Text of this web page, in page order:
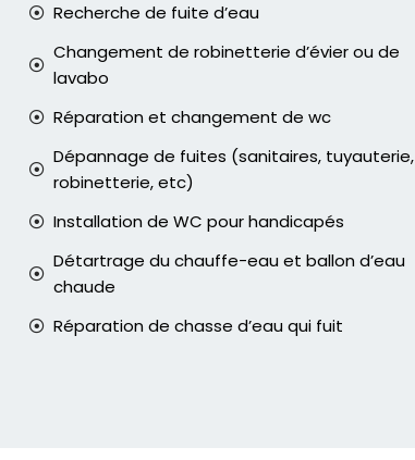
Recherche de fuite d’eau
Changement de robinetterie d’évier ou de
lavabo
Réparation et changement de wc
Dépannage de fuites (sanitaires, tuyauterie,
robinetterie, etc)
Installation de WC pour handicapés
Détartrage du chauffe-eau et ballon d’eau
chaude
Réparation de chasse d’eau qui fuit